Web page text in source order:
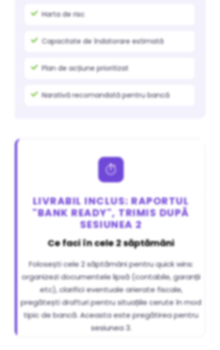
Harta de risc
Capacitate de îndatorare estimată
Plan de acțiune prioritizat
Narativă recomandată pentru bancă
LIVRABIL INCLUS: RAPORTUL
"BANK READY", TRIMIS DUPĂ
SESIUNEA 2
Ce faci în cele 2 săptămâni
Folosești cele 2 săptămâni pentru quick wins:
organizezi documentele lipsă (contabile, garanții
etc), clarifici eventuale arierate fiscale,
pregătești drafturi pentru situațiile cerute în mod
tipic de bancă. Aceasta este pregătirea pentru
sesiunea 3.